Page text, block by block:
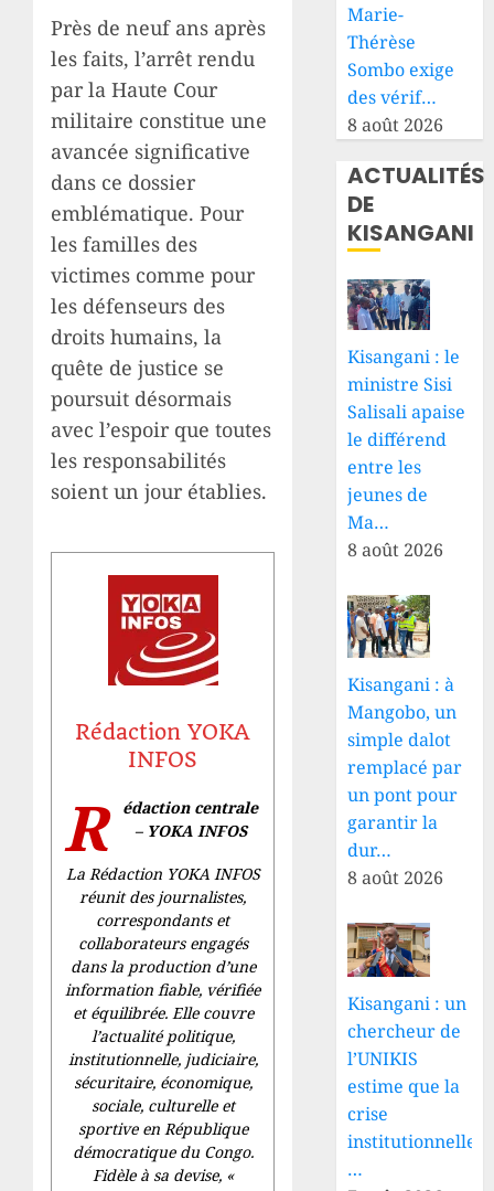
Près de neuf ans après
les faits, l’arrêt rendu
par la Haute Cour
militaire constitue une
avancée significative
dans ce dossier
emblématique. Pour
les familles des
victimes comme pour
les défenseurs des
droits humains, la
quête de justice se
poursuit désormais
avec l’espoir que toutes
les responsabilités
soient un jour établies.
Rédaction YOKA
INFOS
R
édaction centrale
– YOKA INFOS
La Rédaction YOKA INFOS
réunit des journalistes,
correspondants et
collaborateurs engagés
dans la production d’une
information fiable, vérifiée
et équilibrée. Elle couvre
l’actualité politique,
institutionnelle, judiciaire,
sécuritaire, économique,
sociale, culturelle et
sportive en République
démocratique du Congo.
Fidèle à sa devise, «
Marie-
Thérèse
Sombo exige
des vérif…
8 août 2026
ACTUALITÉS
DE
KISANGANI
Kisangani : le
ministre Sisi
Salisali apaise
le différend
entre les
jeunes de
Ma…
8 août 2026
Kisangani : à
Mangobo, un
simple dalot
remplacé par
un pont pour
garantir la
dur…
8 août 2026
Kisangani : un
chercheur de
l’UNIKIS
estime que la
crise
institutionnelle
…